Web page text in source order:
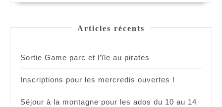
Articles récents
Sortie Game parc et l’île au pirates
Inscriptions pour les mercredis ouvertes !
Séjour à la montagne pour les ados du 10 au 14